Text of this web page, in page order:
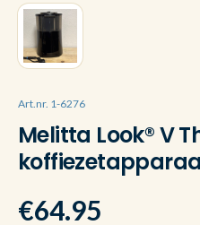
Art.nr. 1-6276
Melitta Look® V
€64.95